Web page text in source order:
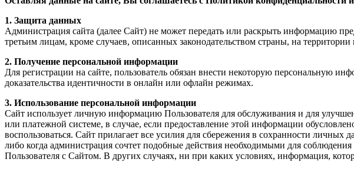
1. Защита данных
Администрация сайта (далее Сайт) не может передать или раскрыть информацию предоставленную пользователем (далее Пользователь) при регистрации и использовании функций сайта
2. Получение персональной информации
Для регистрации на сайте, пользователь обязан внести некоторую персональную информацию. Для проверки предоставленных данных, Сайт
доказательства идентичности в онлайн или офлайн режимах.
3. Использование персональной информации
Сайт использует личную информацию Пользователя для обслуживания и для улучшения качества предоставляемых услуг. Часть
или платежной системе, в случае, если предоставление этой информации обусловлено процедурой перевода средств платежной системе, услугами которой Пользователь желает
воспользоваться. Сайт прилагает все усилия для сбережения в сохранности личных данных Пользователя. Личная информация может быть раскрыта в случаях, описанных законодательством,
либо когда администрация сочтет подобные действия необходимыми для соблюдения юридической процедуры, судебного распоряжения или легального процесса необходимого для работы